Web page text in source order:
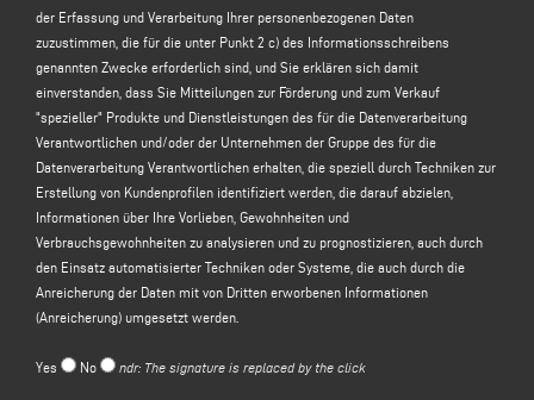
begründeten Erwartung identifiziert zu werden, dass Sie erwarten, dass Ihre
personenbezogenen Daten von dem für die Verarbeitung Verantwortlichen
verarbeitet werden, um auf Ihre Kontaktanfrage zu antworten;
Ihnen Werbemitteilungen über die Dienstleistungen und Produkte des
für die Verarbeitung Verantwortlichen und/oder der Unternehmen der Gruppe
des für die Verarbeitung Verantwortlichen und/oder über von diesen
organisierte Veranstaltungen
zuzusenden
oder um Sie zu
Marktforschungszwecken durch telefonischen Kontakt mit einem Operator
oder durch automatisierte Kontaktmethoden (z. B. automatisierte E-Mail-
Kampagnen, SMS, automatisierter Telefonkontakt, Instant Messaging usw.) zu
kontaktieren; die Rechtsgrundlage für die Verarbeitung der Daten ist die
Erteilung Ihrer Einwilligung gemäß Artikel 6 Absatz 1 Buchstabe a der
Datenschutzgrundverordnung;
die Verarbeitung Verantwortlichen und/oder der Unternehmen der Gruppe des
der Erfassung und Verarbeitung Ihrer personenbezogenen Daten
zuzustimmen, die für die unter Punkt 2 c) des Informationsschreibens
genannten Zwecke erforderlich sind, und Sie erklären sich damit
einverstanden, dass Sie Mitteilungen zur Förderung und zum Verkauf
"spezieller" Produkte und Dienstleistungen des für die Datenverarbeitung
Verantwortlichen und/oder der Unternehmen der Gruppe des für die
Datenverarbeitung Verantwortlichen erhalten, die speziell durch Techniken zur
Erstellung von Kundenprofilen identifiziert werden, die darauf abzielen,
Informationen über Ihre Vorlieben, Gewohnheiten und
Verbrauchsgewohnheiten zu analysieren und zu prognostizieren, auch durch
den Einsatz automatisierter Techniken oder Systeme, die auch durch die
Anreicherung der Daten mit von Dritten erworbenen Informationen
(Anreicherung) umgesetzt werden.
Yes No ndr: The signature is replaced by the click